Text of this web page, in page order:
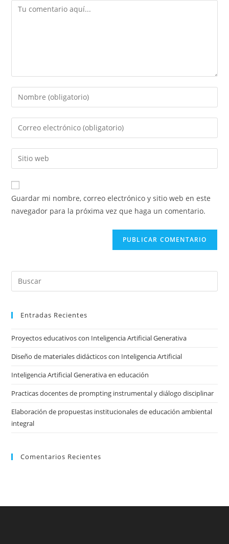
Comentario
Introducí
tu
nombre
de
usuario
para
comentar
Introducí
tu
dirección
de
electrónico
para
comentar
Introducí
la
URL
de
Guardar mi nombre, correo electrónico y sitio web en este
navegador para la próxima vez que haga un comentario.
Entradas Recientes
Proyectos educativos con Inteligencia Artificial Generativa
Diseño de materiales didácticos con Inteligencia Artificial
Inteligencia Artificial Generativa en educación
Practicas docentes de prompting instrumental y diálogo disciplinar
Elaboración de propuestas institucionales de educación ambiental
integral
Comentarios Recientes